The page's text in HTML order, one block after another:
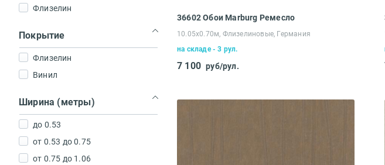
Бирюзовый
Горчичный
Васильковый
Персиковый
Оранжево-розовый
Сиреневый
Флизелин
Покрытие
Флизелин
Винил
Ширина (метры)
до 0.53
от 0.53 до 0.75
от 0.75 до 1.06
36602 Обои Marburg Ремесло
10.05х0.70м, Флизелиновые, Германия
на складе - 3 рул.
7 100 руб/рул.